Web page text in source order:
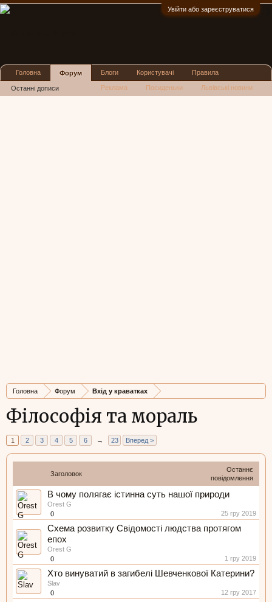
Увійти або зареєструватися
Головна Форум Вхід у краватках
Філософія та мораль
1 2 3 4 5 6 → 23 Вперед >
Заголовок
Останнє
повідомлення
В чому полягає істинна суть нашої природи
Orest G
0
25 гру 2019
Схема розвитку Свідомості людства протягом
епох
Orest G
0
1 гру 2019
Хто винуватий в загибелі Шевченкової Катерини?
Slav
0
12 гру 2017
Головна Форум
Останні дописи
Блоги Користувачі Правила
Реклама Посиденьки Львівські новини